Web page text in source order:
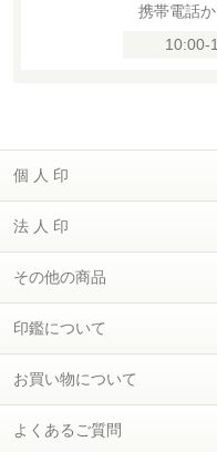
携帯電話
10:00-
個 人 印
法 人 印
その他の商品
印鑑について
お買い物について
よくあるご質問